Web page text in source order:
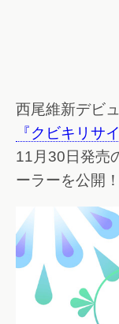
西尾維新デビ
『クビキリサ
11月30日発売
ーラーを公開！